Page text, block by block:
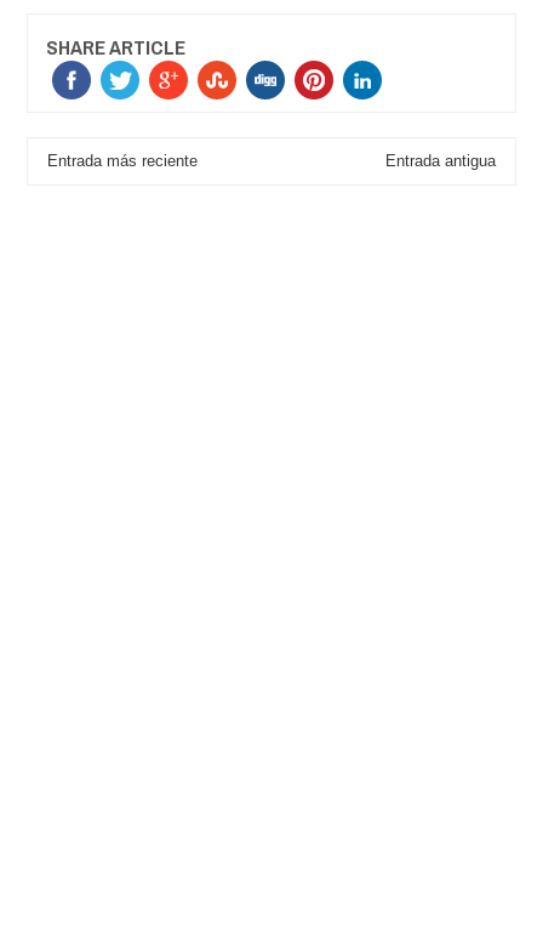
SHARE ARTICLE
Entrada más reciente Entrada antigua